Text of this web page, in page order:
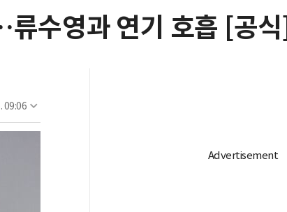
수영과 연기 호흡 [공식]
09:06